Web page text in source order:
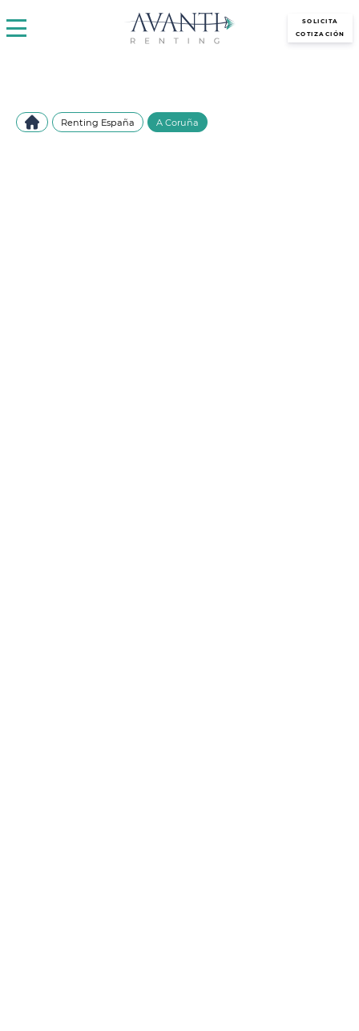
SOLICITA
COTIZACIÓN
Renting España A Coruña